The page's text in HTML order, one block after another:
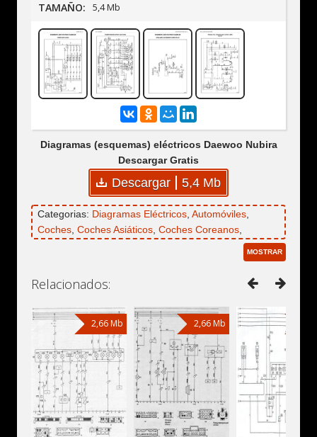
TAMAÑO: 5,4 Mb
Diagramas (esquemas) eléctricos Daewoo Nubira
Descargar Gratis
Descargar 5,4 Mb
Categorias: Diagramas Eléctricos, Automóviles,
Coches, Coches Asiáticos, Coches Coreanos,
MOSTRAR
Relacionados:
2,66 Mb 2,66 Mb